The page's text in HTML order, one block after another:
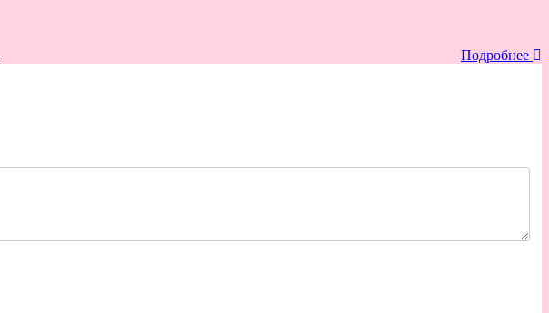
Подробнее